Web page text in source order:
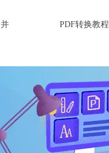
PDF转换教程